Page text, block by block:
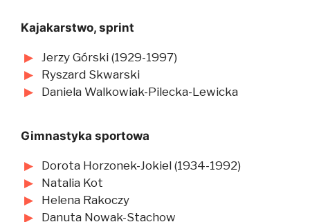
Kajakarstwo, sprint
Jerzy Górski (1929-1997)
Ryszard Skwarski
Daniela Walkowiak-Pilecka-Lewicka
Gimnastyka sportowa
Dorota Horzonek-Jokiel (1934-1992)
Natalia Kot
Helena Rakoczy
Danuta Nowak-Stachow